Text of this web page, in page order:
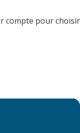
compte pour choisir